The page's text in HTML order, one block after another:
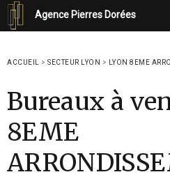
Agence Pierres Dorées
ACCUEIL > SECTEUR LYON > LYON 8EME
Bureaux à
8EME